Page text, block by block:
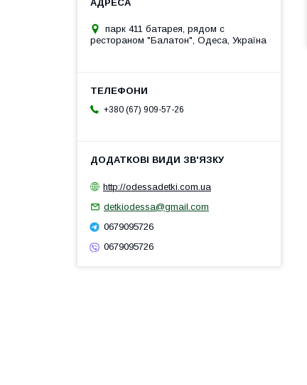
парк 411 батарея, рядом с
рестораном "Балатон", Одеса, Україна
+380 (67) 909-57-26
http://odessadetki.com.ua
detkiodessa@gmail.com
0679095726
0679095726